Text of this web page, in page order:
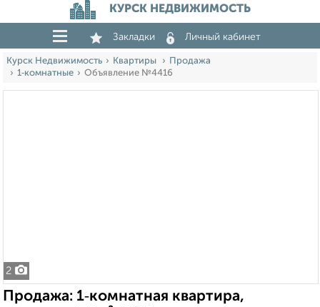
КУРСК НЕДВИЖИМОСТЬ
Закладки Личный кабинет
Курск Недвижимость Квартиры
Продажа
1‑комнатные
Объявление №4416
2
Продажа: 1‑комнатная квартира,